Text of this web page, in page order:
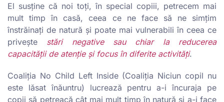
El susține că noi toți, în special copiii, petrecem mai
mult timp în casă, ceea ce ne face să ne simțim
înstrăinați de natură și poate mai vulnerabili în ceea ce
privește stări negative sau chiar la reducerea
capacității de atenție și focus în diferite activități.
Coaliția No Child Left Inside (Coaliția Niciun copil nu
este lăsat înăuntru) lucrează pentru a-i încuraja pe
copii să petreacă cât mai mult timp în natură și a-i face